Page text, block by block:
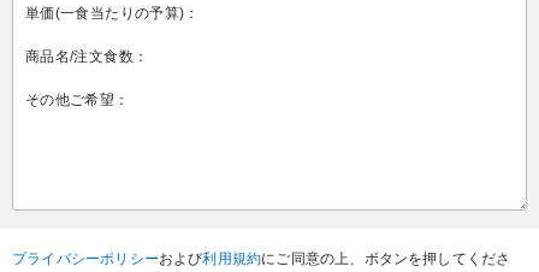
プライバシーポリシーおよび利用規約にご同意の上、ボタンを押してくださ